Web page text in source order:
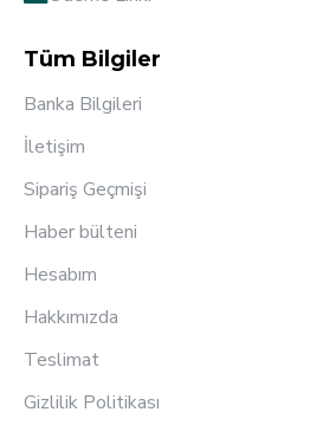
Tüm Bilgiler
Banka Bilgileri
İletişim
Sipariş Geçmişi
Haber bülteni
Hesabım
Hakkımızda
Teslimat
Gizlilik Politikası